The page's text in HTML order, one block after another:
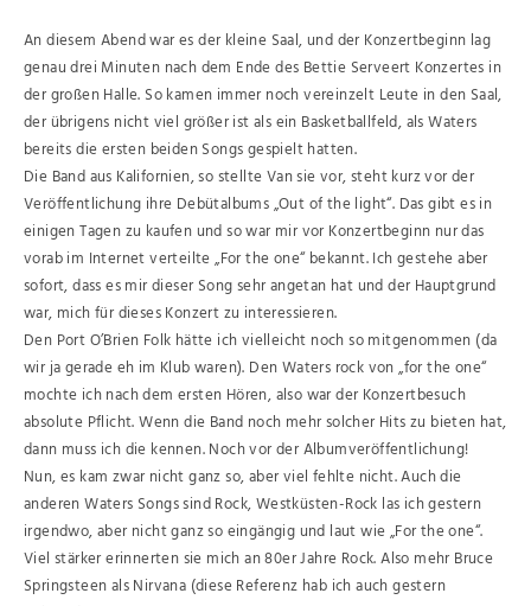
An diesem Abend war es der kleine Saal, und der Konzertbeginn lag
genau drei Minuten nach dem Ende des Bettie Serveert Konzertes in
der großen Halle. So kamen immer noch vereinzelt Leute in den Saal,
der übrigens nicht viel größer ist als ein Basketballfeld, als Waters
bereits die ersten beiden Songs gespielt hatten.
Die Band aus Kalifornien, so stellte Van sie vor, steht kurz vor der
Veröffentlichung ihre Debütalbums „Out of the light“. Das gibt es in
einigen Tagen zu kaufen und so war mir vor Konzertbeginn nur das
vorab im Internet verteilte „For the one“ bekannt. Ich gestehe aber
sofort, dass es mir dieser Song sehr angetan hat und der Hauptgrund
war, mich für dieses Konzert zu interessieren.
Den Port O’Brien Folk hätte ich vielleicht noch so mitgenommen (da
wir ja gerade eh im Klub waren). Den Waters rock von „for the one“
mochte ich nach dem ersten Hören, also war der Konzertbesuch
absolute Pflicht. Wenn die Band noch mehr solcher Hits zu bieten hat,
dann muss ich die kennen. Noch vor der Albumveröffentlichung!
Nun, es kam zwar nicht ganz so, aber viel fehlte nicht. Auch die
anderen Waters Songs sind Rock, Westküsten-Rock las ich gestern
irgendwo, aber nicht ganz so eingängig und laut wie „For the one“.
Viel stärker erinnerten sie mich an 80er Jahre Rock. Also mehr Bruce
Springsteen als Nirvana (diese Referenz hab ich auch gestern